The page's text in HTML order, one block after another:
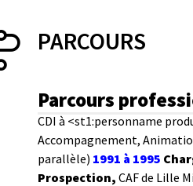
PARCOURS
Parcours
CDI à <st1:personname
Accompagnement,
parallèle) 1991 à 1995
Prospection, CAF de Lille